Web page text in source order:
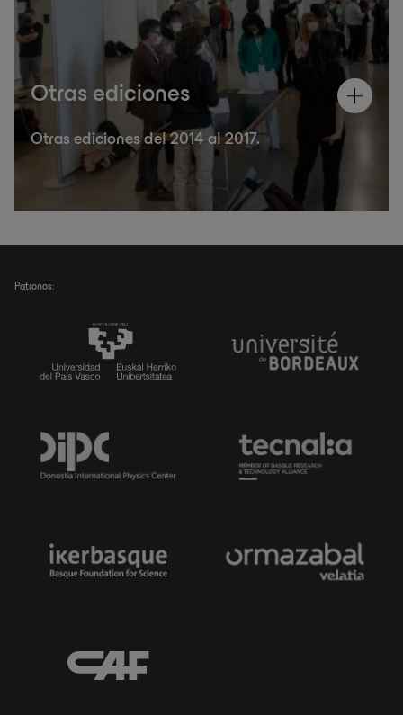
Otras ediciones
Otras ediciones del 2014 al 2017.
Patronos: